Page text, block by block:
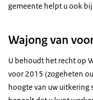
gemeente helpt u ook
Wajong van
U behoudt het recht op
voor 2015 (zogeheten
hoogte van uw uitkering